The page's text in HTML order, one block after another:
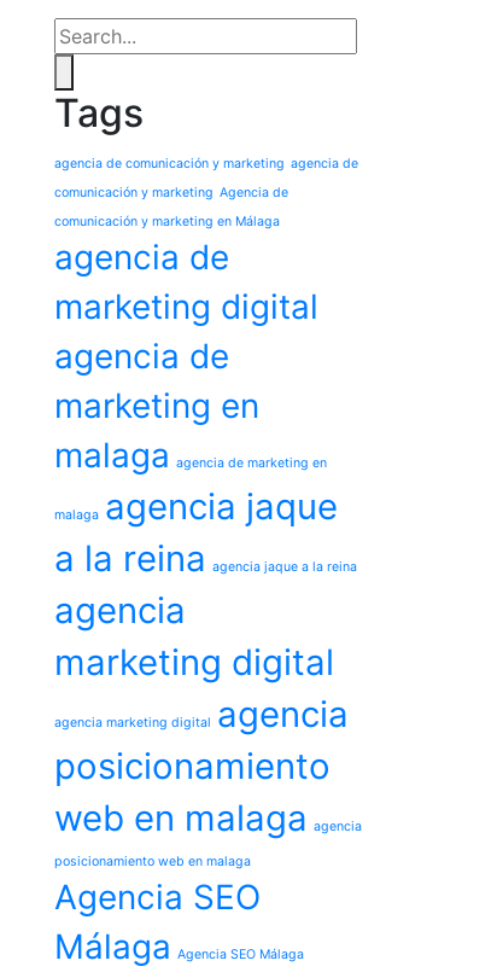
Tags
agencia de comunicación y marketing agencia de
comunicación y marketing Agencia de
comunicación y marketing en Málaga
agencia de
marketing digital
agencia de
marketing en
malaga agencia de marketing en
malaga agencia jaque
a la reina agencia jaque a la reina
agencia
marketing digital
agencia marketing digital agencia
posicionamiento
web en malaga agencia
posicionamiento web en malaga
Agencia SEO
Málaga Agencia SEO Málaga